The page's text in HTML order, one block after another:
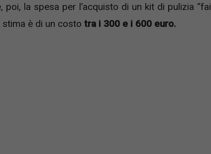
poi, la spesa per l’acquisto di un kit di pulizia “fai
stima è di un costo tra i 300 e i 600 euro.